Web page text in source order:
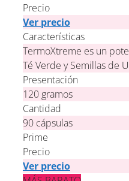
Precio
Ver precio
Características
TermoXtreme es un
Té Verde y Semillas de
Presentación
120 gramos
Cantidad
90 cápsulas
Prime
Precio
Ver precio